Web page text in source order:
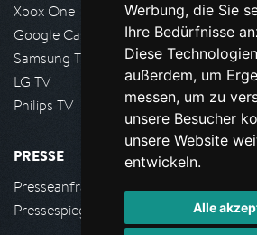
Werbung, die Sie
Ihre Bedürfnisse
Diese
außerdem, um
messen, um zu
unsere Besucher
unsere Website
entwickeln.
Alle
Xbox One
Google Cast
Samsung TV
LG TV
Philips TV
PRESSE
Presseanfrage stellen
Pressespiegel